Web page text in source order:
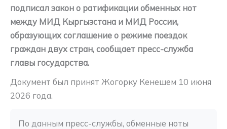
подписал закон о ратификации обменных нот
между МИД Кыргызстана и МИД России,
образующих соглашение о режиме поездок
граждан двух стран, сообщает пресс-служба
главы государства.
Документ был принят Жогорку Кенешем 10 июня
2026 года.
По данным пресс-службы, обменные ноты